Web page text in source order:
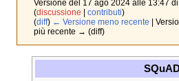
Versione del 17 ago 2024 alle 13:47 di
(discussione | contributi)
(diff) ← Versione meno recente |
più recente → (diff)